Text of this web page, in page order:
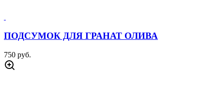
ПОДСУМОК ДЛЯ ГРАНАТ ОЛИВА
750 руб.